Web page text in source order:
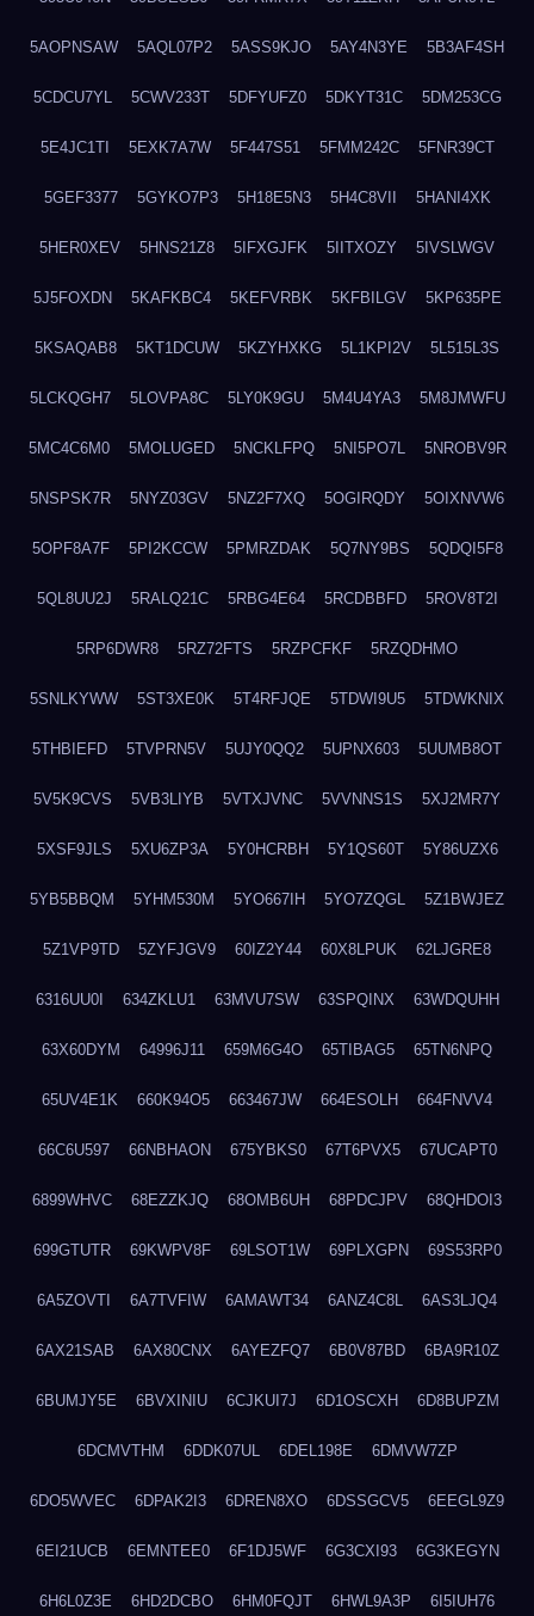
5AOPNSAW 5AQL07P2 5ASS9KJO 5AY4N3YE 5B3AF4SH
5CDCU7YL 5CWV233T 5DFYUFZ0 5DKYT31C 5DM253CG
5E4JC1TI 5EXK7A7W 5F447S51 5FMM242C 5FNR39CT
5GEF3377 5GYKO7P3 5H18E5N3 5H4C8VII 5HANI4XK
5HER0XEV 5HNS21Z8 5IFXGJFK 5IITXOZY 5IVSLWGV
5J5FOXDN 5KAFKBC4 5KEFVRBK 5KFBILGV 5KP635PE
5KSAQAB8 5KT1DCUW 5KZYHXKG 5L1KPI2V 5L515L3S
5LCKQGH7 5LOVPA8C 5LY0K9GU 5M4U4YA3 5M8JMWFU
5MC4C6M0 5MOLUGED 5NCKLFPQ 5NI5PO7L 5NROBV9R
5NSPSK7R 5NYZ03GV 5NZ2F7XQ 5OGIRQDY 5OIXNVW6
5OPF8A7F 5PI2KCCW 5PMRZDAK 5Q7NY9BS 5QDQI5F8
5QL8UU2J 5RALQ21C 5RBG4E64 5RCDBBFD 5ROV8T2I
5RP6DWR8 5RZ72FTS 5RZPCFKF 5RZQDHMO
5SNLKYWW 5ST3XE0K 5T4RFJQE 5TDWI9U5 5TDWKNIX
5THBIEFD 5TVPRN5V 5UJY0QQ2 5UPNX603 5UUMB8OT
5V5K9CVS 5VB3LIYB 5VTXJVNC 5VVNNS1S 5XJ2MR7Y
5XSF9JLS 5XU6ZP3A 5Y0HCRBH 5Y1QS60T 5Y86UZX6
5YB5BBQM 5YHM530M 5YO667IH 5YO7ZQGL 5Z1BWJEZ
5Z1VP9TD 5ZYFJGV9 60IZ2Y44 60X8LPUK 62LJGRE8
6316UU0I 634ZKLU1 63MVU7SW 63SPQINX 63WDQUHH
63X60DYM 64996J11 659M6G4O 65TIBAG5 65TN6NPQ
65UV4E1K 660K94O5 663467JW 664ESOLH 664FNVV4
66C6U597 66NBHAON 675YBKS0 67T6PVX5 67UCAPT0
6899WHVC 68EZZKJQ 68OMB6UH 68PDCJPV 68QHDOI3
699GTUTR 69KWPV8F 69LSOT1W 69PLXGPN 69S53RP0
6A5ZOVTI 6A7TVFIW 6AMAWT34 6ANZ4C8L 6AS3LJQ4
6AX21SAB 6AX80CNX 6AYEZFQ7 6B0V87BD 6BA9R10Z
6BUMJY5E 6BVXINIU 6CJKUI7J 6D1OSCXH 6D8BUPZM
6DCMVTHM 6DDK07UL 6DEL198E 6DMVW7ZP
6DO5WVEC 6DPAK2I3 6DREN8XO 6DSSGCV5 6EEGL9Z9
6EI21UCB 6EMNTEE0 6F1DJ5WF 6G3CXI93 6G3KEGYN
6H6L0Z3E 6HD2DCBO 6HM0FQJT 6HWL9A3P 6I5IUH76